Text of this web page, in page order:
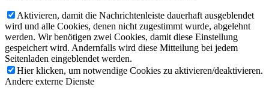
Aktivieren, damit die Nachrichtenleiste dauerhaft ausgeblendet
wird und alle Cookies, denen nicht zugestimmt wurde, abgelehnt
werden. Wir benötigen zwei Cookies, damit diese Einstellung
gespeichert wird. Andernfalls wird diese Mitteilung bei jedem
Seitenladen eingeblendet werden.
Hier klicken, um notwendige Cookies zu aktivieren/deaktivieren.
Andere externe Dienste